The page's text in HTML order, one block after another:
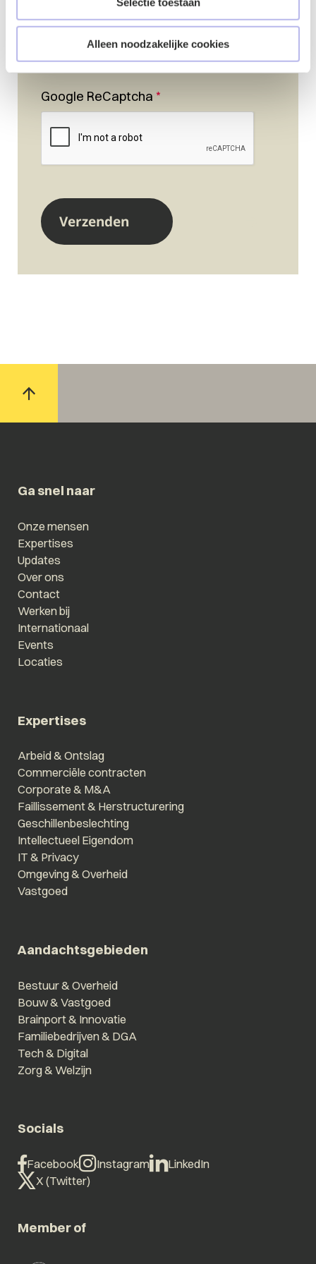
Alleen noodzakelijke cookies
Google ReCaptcha *
Ga snel naar
Onze mensen
Expertises
Updates
Over ons
Contact
Werken bij
Internationaal
Events
Locaties
Expertises
Arbeid & Ontslag
Commerciële contracten
Corporate & M&A
Faillissement & Herstructurering
Geschillenbeslechting
Intellectueel Eigendom
IT & Privacy
Omgeving & Overheid
Vastgoed
Aandachtsgebieden
Bestuur & Overheid
Bouw & Vastgoed
Brainport & Innovatie
Familiebedrijven & DGA
Tech & Digital
Zorg & Welzijn
Socials
Facebook Instagram
LinkedIn
X (Twitter)
Member of